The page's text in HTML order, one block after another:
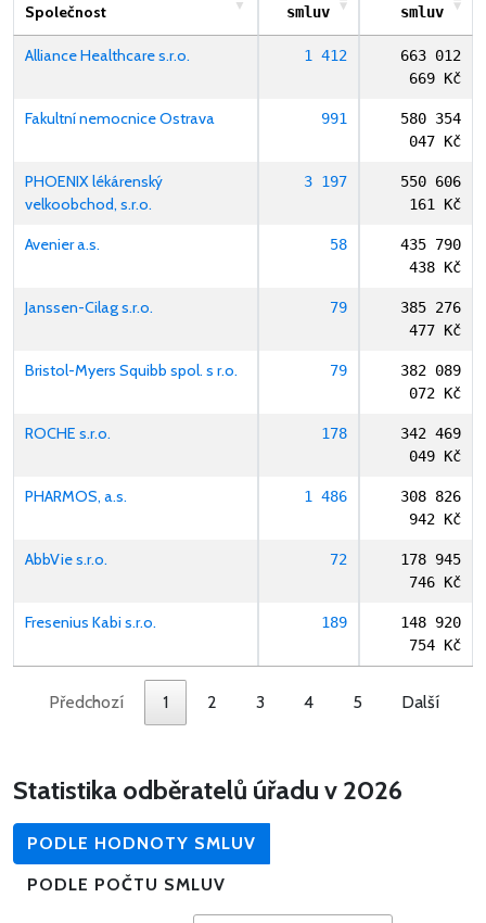
Společnost
smluv
smluv
Alliance Healthcare s.r.o. 1 412
663 012
669 Kč
Fakultní nemocnice Ostrava 991
580 354
047 Kč
PHOENIX lékárenský
velkoobchod, s.r.o.
3 197
550 606
161 Kč
Avenier a.s. 58
435 790
438 Kč
Janssen-Cilag s.r.o. 79
385 276
477 Kč
Bristol-Myers Squibb spol. s r.o. 79
382 089
072 Kč
ROCHE s.r.o. 178
342 469
049 Kč
PHARMOS, a.s. 1 486
308 826
942 Kč
AbbVie s.r.o. 72
178 945
746 Kč
Fresenius Kabi s.r.o. 189
148 920
754 Kč
Předchozí 1 2 3 4 5 Další
Statistika odběratelů úřadu v 2026
PODLE HODNOTY SMLUV
PODLE POČTU SMLUV